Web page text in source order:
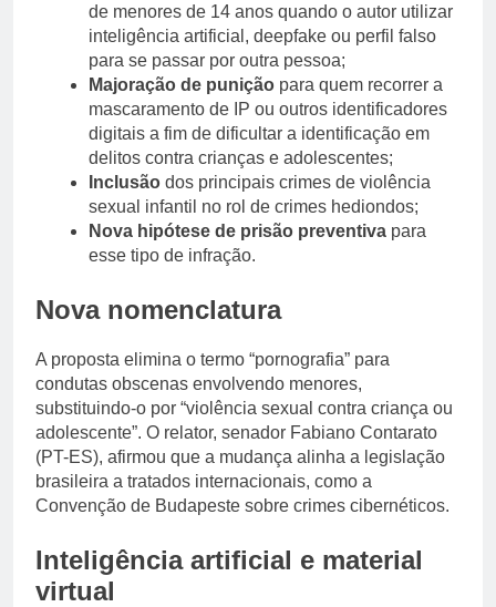
de menores de 14 anos quando o autor utilizar
inteligência artificial, deepfake ou perfil falso
para se passar por outra pessoa;
Majoração de punição para quem recorrer a
mascaramento de IP ou outros identificadores
digitais a fim de dificultar a identificação em
delitos contra crianças e adolescentes;
Inclusão dos principais crimes de violência
sexual infantil no rol de crimes hediondos;
Nova hipótese de prisão preventiva para
esse tipo de infração.
Nova nomenclatura
A proposta elimina o termo “pornografia” para
condutas obscenas envolvendo menores,
substituindo-o por “violência sexual contra criança ou
adolescente”. O relator, senador Fabiano Contarato
(PT-ES), afirmou que a mudança alinha a legislação
brasileira a tratados internacionais, como a
Convenção de Budapeste sobre crimes cibernéticos.
Inteligência artificial e material
virtual